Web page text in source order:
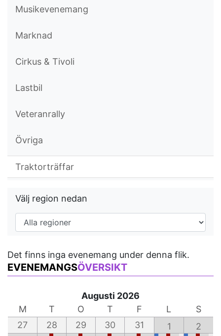
Musikevenemang
Marknad
Cirkus & Tivoli
Lastbil
Veteranrally
Övriga
Traktorträffar
Välj region nedan
Det finns inga evenemang under denna flik.
EVENEMANGSÖVERSIKT
Augusti 2026
M
T O T F L
S
27
28 29 30 31 1 2